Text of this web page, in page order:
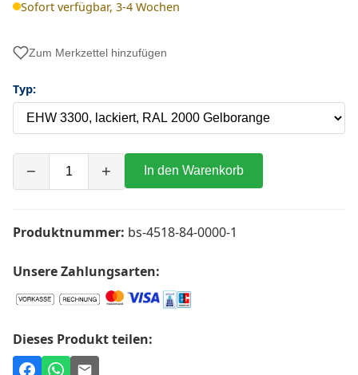
Sofort verfügbar, 3-4 Wochen
Zum Merkzettel hinzufügen
Typ:
− + In den Warenkorb
Produktnummer: bs-4518-84-0000-1
Unsere Zahlungsarten:
Dieses Produkt teilen: